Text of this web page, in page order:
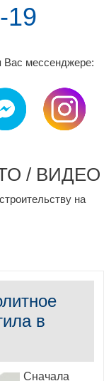
19
Вас мессенджере:
/ ВИДЕО
на
в
Сначала